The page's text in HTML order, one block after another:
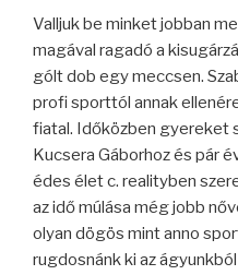
Valljuk be minket jobban
magával ragadó a
gólt dob egy meccsen.
profi sporttól annak
fiatal. Időközben gyereket
Kucsera Gáborhoz és pár
édes élet c. realityben
az idő múlása még jobb
olyan dögös mint anno
rugdosnánk ki az